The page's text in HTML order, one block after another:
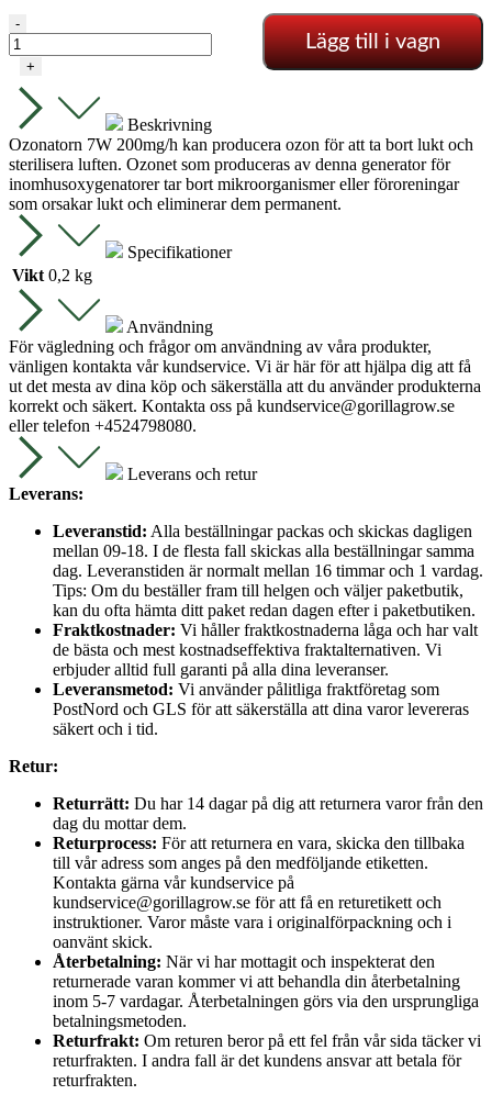
OZONIZER
7W
-
mängd
-
+
Lägg till i vagn
Beskrivning
Ozonatorn 7W 200mg/h kan producera ozon för att ta bort lukt och
sterilisera luften. Ozonet som produceras av denna generator för
inomhusoxygenatorer tar bort mikroorganismer eller föroreningar
som orsakar lukt och eliminerar dem permanent.
Specifikationer
Vikt 0,2 kg
Användning
För vägledning och frågor om användning av våra produkter,
vänligen kontakta vår kundservice. Vi är här för att hjälpa dig att få
ut det mesta av dina köp och säkerställa att du använder produkterna
korrekt och säkert. Kontakta oss på kundservice@gorillagrow.se
eller telefon +4524798080.
Leverans och retur
Leverans:
Leveranstid: Alla beställningar packas och skickas dagligen
mellan 09-18. I de flesta fall skickas alla beställningar samma
dag. Leveranstiden är normalt mellan 16 timmar och 1 vardag.
Tips: Om du beställer fram till helgen och väljer paketbutik,
kan du ofta hämta ditt paket redan dagen efter i paketbutiken.
Fraktkostnader: Vi håller fraktkostnaderna låga och har valt
de bästa och mest kostnadseffektiva fraktalternativen. Vi
erbjuder alltid full garanti på alla dina leveranser.
Leveransmetod: Vi använder pålitliga fraktföretag som
PostNord och GLS för att säkerställa att dina varor levereras
säkert och i tid.
Retur:
Returrätt: Du har 14 dagar på dig att returnera varor från den
dag du mottar dem.
Returprocess: För att returnera en vara, skicka den tillbaka
till vår adress som anges på den medföljande etiketten.
Kontakta gärna vår kundservice på
kundservice@gorillagrow.se för att få en returetikett och
instruktioner. Varor måste vara i originalförpackning och i
oanvänt skick.
Återbetalning: När vi har mottagit och inspekterat den
returnerade varan kommer vi att behandla din återbetalning
inom 5-7 vardagar. Återbetalningen görs via den ursprungliga
betalningsmetoden.
Returfrakt: Om returen beror på ett fel från vår sida täcker vi
returfrakten. I andra fall är det kundens ansvar att betala för
returfrakten.